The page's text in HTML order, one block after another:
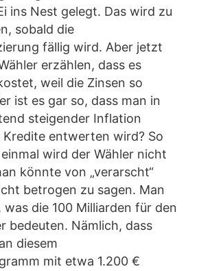
ins Nest gelegt. Das wird zu
sobald die
fällig wird. Aber jetzt
erzählen, dass es
weil die Zinsen so
ist es gar so, dass man in
steigender Inflation
Kredite entwerten wird? So
wird der Wähler nicht
könnte von „verarscht“
betrogen zu sagen. Man
die 100 Milliarden für den
bedeuten. Nämlich, dass
diesem
mit etwa 1.200 €